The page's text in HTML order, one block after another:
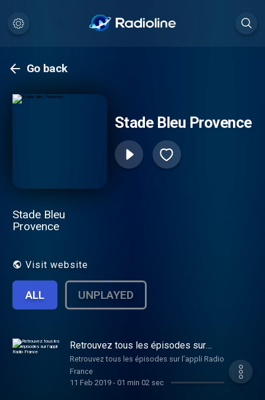
Go back
Stade Bleu Provence
Stade Bleu
Provence
Visit website
ALL UNPLAYED
Retrouvez tous les épisodes sur
l’appli Radio France
Retrouvez tous les épisodes sur l’appli Radio
France
11 Feb 2019- 01 min 02 sec